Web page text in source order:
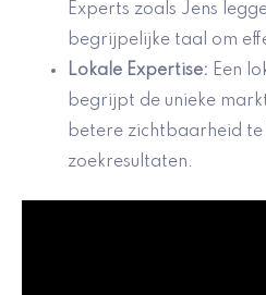
Experts zoals Jens
begrijpelijke taal om
Lokale Expertise: Een
begrijpt de unieke
betere zichtbaarheid
zoekresultaten.